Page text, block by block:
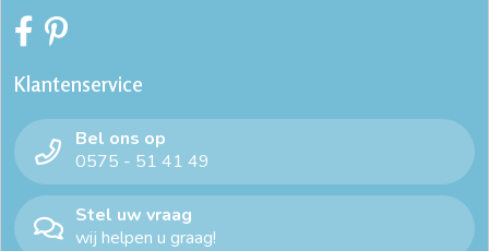
Klantenservice
Bel ons op
0575 - 51 41 49
Stel uw vraag
wij helpen u graag!